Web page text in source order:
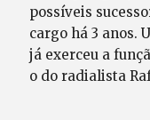
possíveis
cargo há 3 anos.
já exerceu a
o do radialista